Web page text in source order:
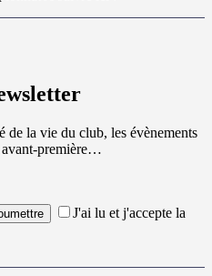
de la vie du club, les évènements
avant-première…
J'ai lu et j'accepte la